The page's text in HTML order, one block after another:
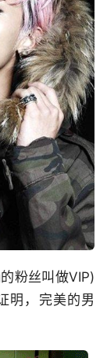
粉丝叫做VIP)
明，完美的男